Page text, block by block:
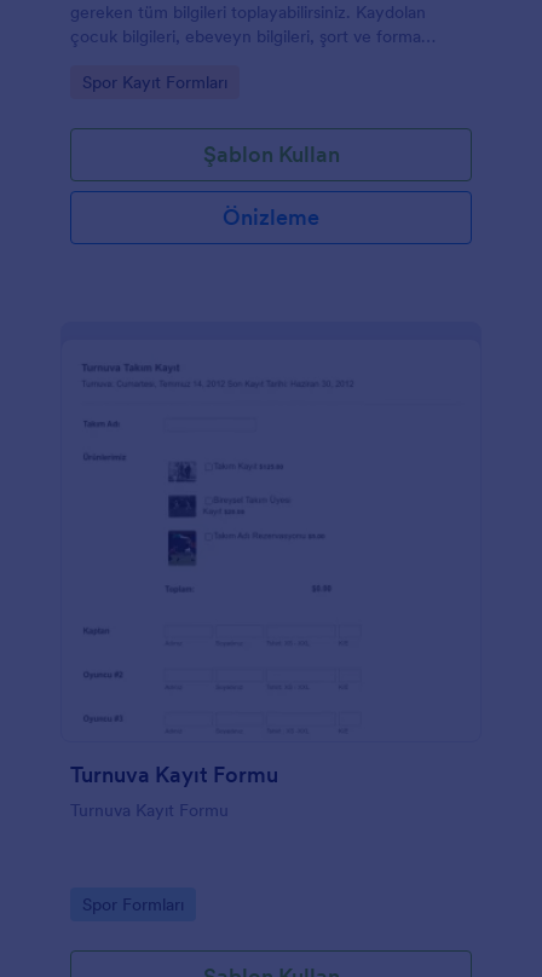
gereken tüm bilgileri toplayabilirsiniz. Kaydolan
çocuk bilgileri, ebeveyn bilgileri, şort ve forma
toplanabilir. Yeni üye formu gönderdikten sonra,
ödeme sayfasına yönlendirilir.
Go to Category:
Spor Kayıt Formları
Şablon Kullan
Önizleme
Turnuva Kayıt Formu
Turnuva Kayıt Formu
Go to Category:
Spor Formları